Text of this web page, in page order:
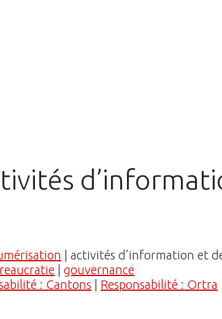
| activités d’information et
|gouvernance
: Cantons Responsabilité : Ortra